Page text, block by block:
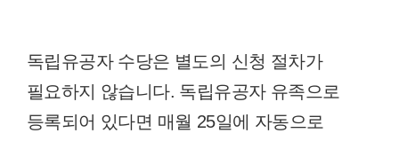
독립유공자 수당은 별도의 신청 절차가
필요하지 않습니다. 독립유공자 유족으로
등록되어 있다면 매월 25일에 자동으로